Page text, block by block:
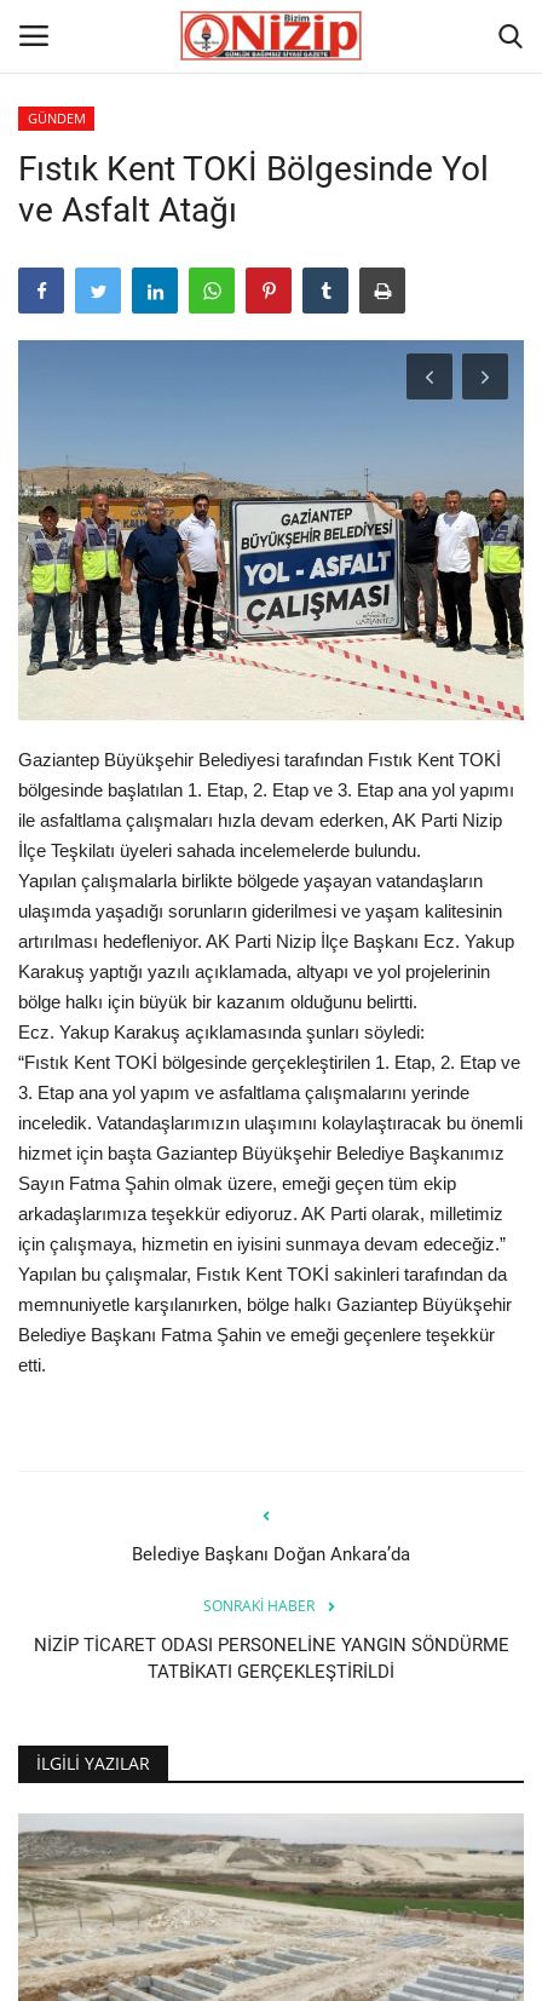
Ana
GÜNDEM
Gazete
Siyaset
Ekonomi
Spor
SAĞLIK
EĞİTİM
Resmiilan
Gaziantep..
GÜNDEM
Fıstık Kent TOKİ Bölgesinde Yol
ve Asfalt Atağı
Gaziantep Büyükşehir Belediyesi tarafından Fıstık Kent TOKİ
bölgesinde başlatılan 1. Etap, 2. Etap ve 3. Etap ana yol yapımı
ile asfaltlama çalışmaları hızla devam ederken, AK Parti Nizip
İlçe Teşkilatı üyeleri sahada incelemelerde bulundu.
Yapılan çalışmalarla birlikte bölgede yaşayan vatandaşların
ulaşımda yaşadığı sorunların giderilmesi ve yaşam kalitesinin
artırılması hedefleniyor. AK Parti Nizip İlçe Başkanı Ecz. Yakup
Karakuş yaptığı yazılı açıklamada, altyapı ve yol projelerinin
bölge halkı için büyük bir kazanım olduğunu belirtti.
Ecz. Yakup Karakuş açıklamasında şunları söyledi:
“Fıstık Kent TOKİ bölgesinde gerçekleştirilen 1. Etap, 2. Etap ve
3. Etap ana yol yapım ve asfaltlama çalışmalarını yerinde
inceledik. Vatandaşlarımızın ulaşımını kolaylaştıracak bu önemli
hizmet için başta Gaziantep Büyükşehir Belediye Başkanımız
Sayın Fatma Şahin olmak üzere, emeği geçen tüm ekip
arkadaşlarımıza teşekkür ediyoruz. AK Parti olarak, milletimiz
için çalışmaya, hizmetin en iyisini sunmaya devam edeceğiz.”
Yapılan bu çalışmalar, Fıstık Kent TOKİ sakinleri tarafından da
memnuniyetle karşılanırken, bölge halkı Gaziantep Büyükşehir
Belediye Başkanı Fatma Şahin ve emeği geçenlere teşekkür
etti.
Belediye Başkanı Doğan Ankara’da
SONRAKI HABER
NİZİP TİCARET ODASI PERSONELİNE YANGIN SÖNDÜRME
TATBİKATI GERÇEKLEŞTİRİLDİ
İLGILI YAZILAR